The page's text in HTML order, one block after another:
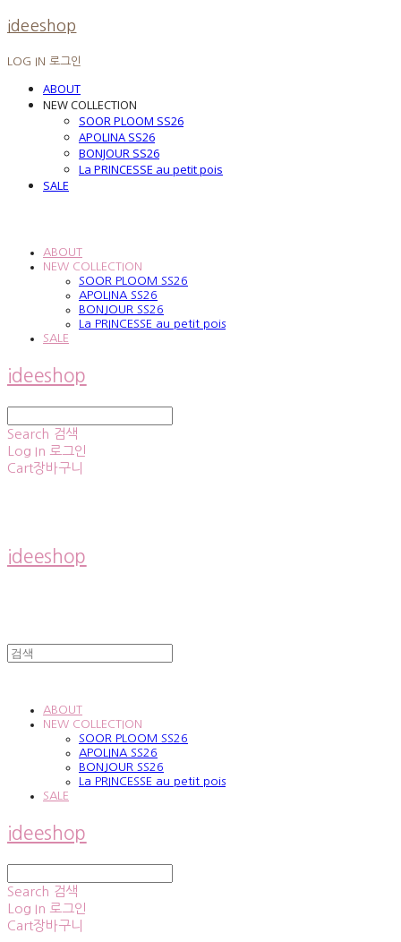
ideeshop
LOG IN 로그인
ABOUT
NEW COLLECTION
SOOR PLOOM SS26
APOLINA SS26
BONJOUR SS26
La PRINCESSE au petit pois
SALE
ABOUT
NEW COLLECTION
SOOR PLOOM SS26
APOLINA SS26
BONJOUR SS26
La PRINCESSE au petit pois
SALE
ideeshop
Search 검색
Log In 로그인
Cart장바구니
ideeshop
ABOUT
NEW COLLECTION
SOOR PLOOM SS26
APOLINA SS26
BONJOUR SS26
La PRINCESSE au petit pois
SALE
ideeshop
Search 검색
Log In 로그인
Cart장바구니